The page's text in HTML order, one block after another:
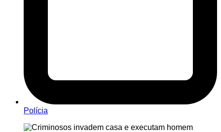
Polícia